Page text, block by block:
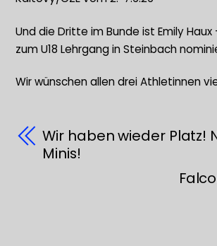
Und die Dritte im Bunde ist Emily Haux
zum U18 Lehrgang in Steinbach
Wir wünschen allen drei Athletinnen
Wir haben wieder Platz!
Minis!